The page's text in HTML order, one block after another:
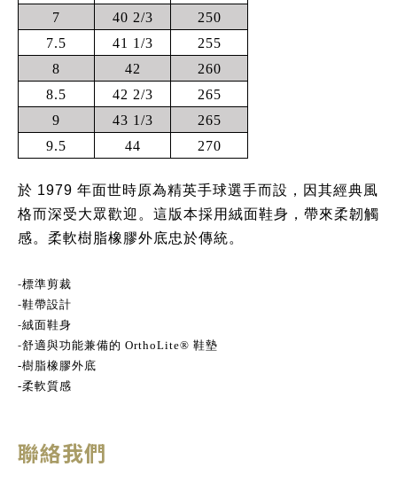
7
40 2/3
250
7.5
41 1/3
255
8
42
260
8.5
42 2/3
265
9
43 1/3
265
9.5
44 270
於 1979 年面世時原為精英手球選手而設，因其經典風
格而深受大眾歡迎。這版本採用絨面鞋身，帶來柔韌觸
感。柔軟樹脂橡膠外底忠於傳統。
-標準剪裁
-鞋帶設計
-絨面鞋身
-舒適與功能兼備的 OrthoLite® 鞋墊
-樹脂橡膠外底
-柔軟質感
聯絡我們